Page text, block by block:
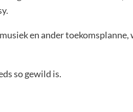
en ander toekomsplanne,
so gewild is.